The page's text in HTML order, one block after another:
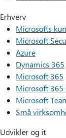
Erhverv
Microsofts
Microsoft
Azure
Dynamics 365
Microsoft 365
Microsoft 365
Microsoft
Små
Udvikler og it